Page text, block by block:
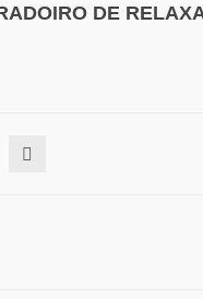
DE